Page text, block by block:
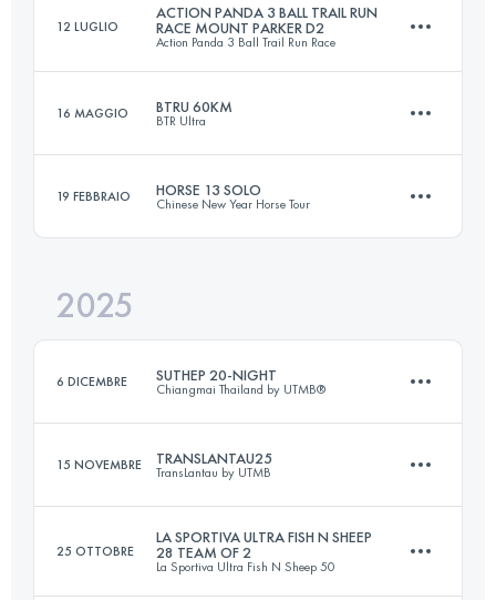
12 LUGLIO
ACTION PANDA 3 BALL TRAIL RUN
RACE MOUNT PARKER D2
Action Panda 3 Ball Trail Run Race
16 MAGGIO BTRU 60KM
BTR Ultra
Accedi per visualizzare l'UTMB Index
19 FEBBRAIO HORSE 13 SOLO
Chinese New Year Horse Tour
Accedi per visualizzare l'UTMB Index
2025
6 DICEMBRE SUTHEP 20-NIGHT
Chiangmai Thailand by UTMB®
15 NOVEMBRE TRANSLANTAU25
TransLantau by UTMB
26 KM 1400 M+
25 OTTOBRE
LA SPORTIVA ULTRA FISH N SHEEP
28 TEAM OF 2
La Sportiva Ultra Fish N Sheep 50